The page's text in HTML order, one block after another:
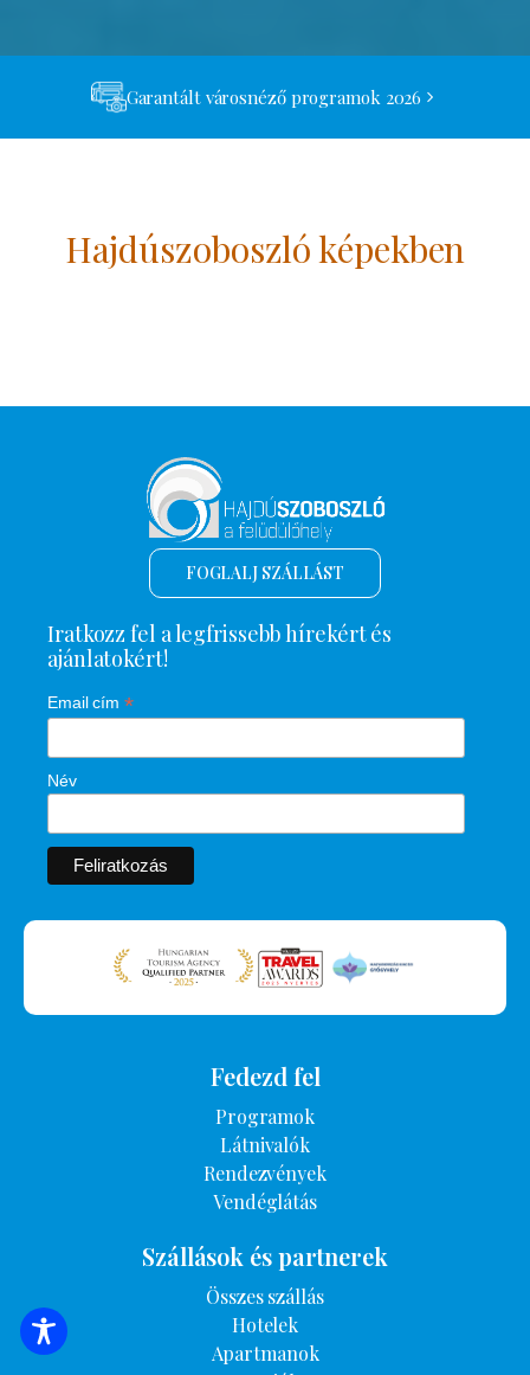
Garantált városnéző programok 2026
Hajdúszoboszló képekben
SZÁLLÁSOK KERESÉSE
FOGLALJ SZÁLLÁST
Iratkozz fel a legfrissebb hírekért és
ajánlatokért!
Email cím *
Név
Fedezd fel
Programok
Látnivalók
Rendezvények
Vendéglátás
Szállások és partnerek
Összes szállás
Hotelek
Apartmanok